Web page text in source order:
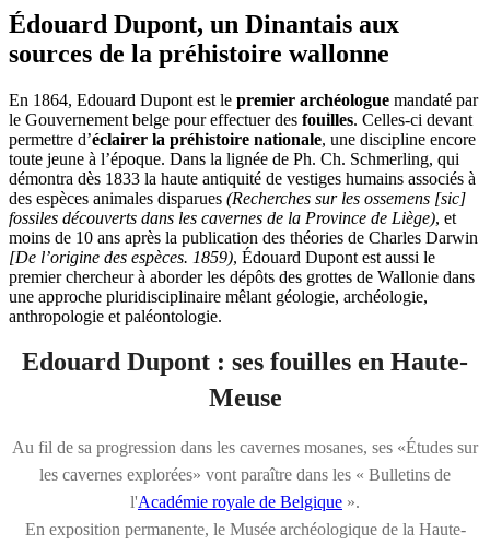
Édouard Dupont, un Dinantais aux
sources de la préhistoire wallonne
En 1864, Edouard Dupont est le premier archéologue mandaté par
le Gouvernement belge pour effectuer des fouilles. Celles-ci devant
permettre d’éclairer la préhistoire nationale, une discipline encore
toute jeune à l’époque. Dans la lignée de Ph. Ch. Schmerling, qui
démontra dès 1833 la haute antiquité de vestiges humains associés à
des espèces animales disparues (Recherches sur les ossemens [sic]
fossiles découverts dans les cavernes de la Province de Liège), et
moins de 10 ans après la publication des théories de Charles Darwin
[De l’origine des espèces. 1859), Édouard Dupont est aussi le
premier chercheur à aborder les dépôts des grottes de Wallonie dans
une approche pluridisciplinaire mêlant géologie, archéologie,
anthropologie et paléontologie.
Edouard Dupont : ses fouilles en Haute-
Meuse
Au fil de sa progression dans les cavernes mosanes, ses «Études sur
les cavernes explorées» vont paraître dans les « Bulletins de
l'Académie royale de Belgique ».
En exposition permanente, le Musée archéologique de la Haute-